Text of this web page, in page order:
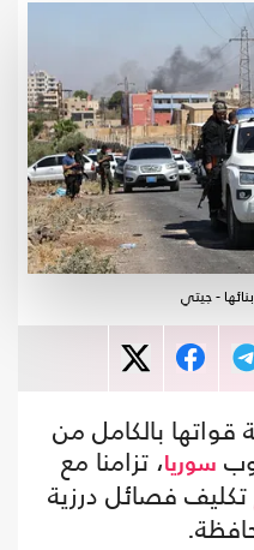
- جيتي
بالكامل من
سوريا، تزامنا مع
تكليف فصائل درزية